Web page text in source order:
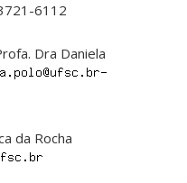
6112
Dra Daniela
da Rocha